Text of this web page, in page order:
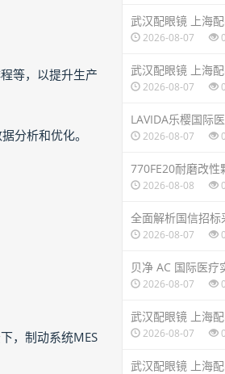
等，以提升生产
分析和优化。
，制动系统MES
武汉配眼镜 上海
2026-08-07 0
武汉配眼镜 上海
2026-08-07 0
LAVIDA乐樱国际
2026-08-07 0
770FE20耐磨改性
2026-08-08 0
全面解析国信招
2026-08-07 0
贝净 AC 国际医疗
2026-08-07 0
武汉配眼镜 上海
2026-08-07 0
武汉配眼镜 上海